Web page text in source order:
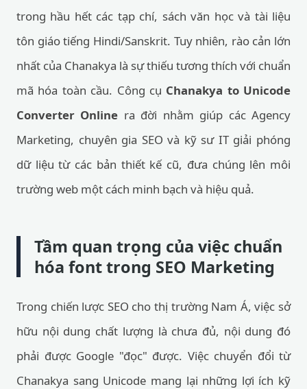
trong hầu hết các tạp chí, sách văn học và tài liệu
tôn giáo tiếng Hindi/Sanskrit. Tuy nhiên, rào cản lớn
nhất của Chanakya là sự thiếu tương thích với chuẩn
mã hóa toàn cầu. Công cụ Chanakya to Unicode
Converter Online ra đời nhằm giúp các Agency
Marketing, chuyên gia SEO và kỹ sư IT giải phóng
dữ liệu từ các bản thiết kế cũ, đưa chúng lên môi
trường web một cách minh bạch và hiệu quả.
Tầm quan trọng của việc chuẩn
hóa font trong SEO Marketing
Trong chiến lược SEO cho thị trường Nam Á, việc sở
hữu nội dung chất lượng là chưa đủ, nội dung đó
phải được Google "đọc" được. Việc chuyển đổi từ
Chanakya sang Unicode mang lại những lợi ích kỹ